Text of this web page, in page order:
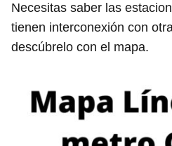
Necesitas saber las
tienen interconexión con
descúbrelo con el mapa.